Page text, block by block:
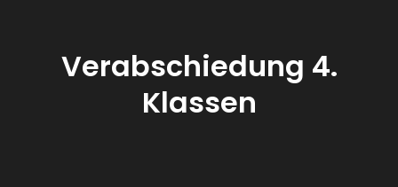
Verabschiedung 4.
Klassen